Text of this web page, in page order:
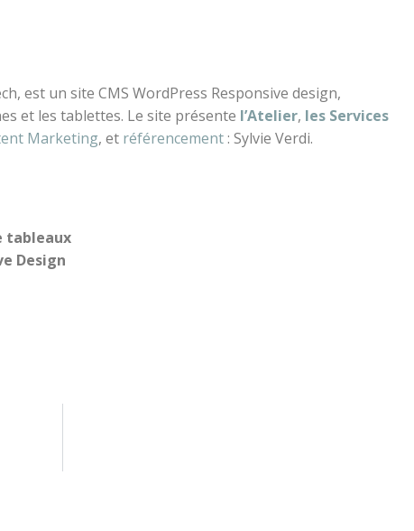
est un site CMS WordPress Responsive design,
et les tablettes. Le site présente l’Atelier, les Services
Marketing, et référencement: Sylvie Verdi.
tableaux
Design